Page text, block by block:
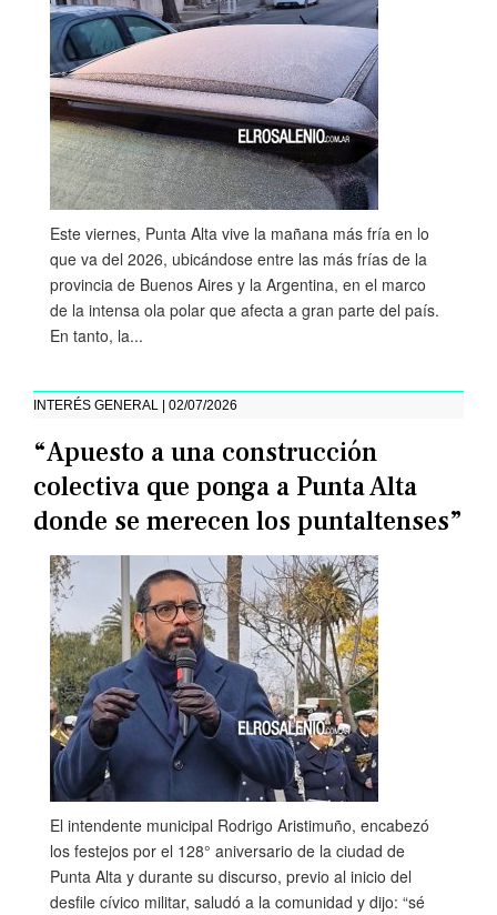
Este viernes, Punta Alta vive la mañana más fría en lo
que va del 2026, ubicándose entre las más frías de la
provincia de Buenos Aires y la Argentina, en el marco
de la intensa ola polar que afecta a gran parte del país.
En tanto, la...
INTERÉS GENERAL | 02/07/2026
“Apuesto a una construcción
colectiva que ponga a Punta Alta
donde se merecen los puntaltenses”
El intendente municipal Rodrigo Aristimuño, encabezó
los festejos por el 128° aniversario de la ciudad de
Punta Alta y durante su discurso, previo al inicio del
desfile cívico militar, saludó a la comunidad y dijo: “sé